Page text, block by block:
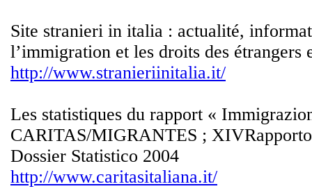
Site stranieri in italia : actualité,
l’immigration et les droits des étrangers
http://www.stranieriinitalia.it/
Les statistiques du rapport «
CARITAS/MIGRANTES ;
Dossier Statistico 2004
http://www.caritasitaliana.it/